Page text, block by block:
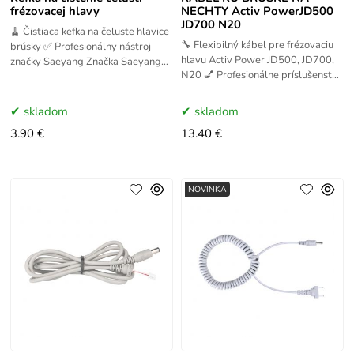
frézovacej hlavy
🧹 Čistiaca kefka na čeluste hlavice
brúsky ✅ Profesionálny nástroj
značky Saeyang Značka Saeyang
skladom
3.90 €
NECHTY Activ PowerJD500
JD700 N20
🔧 Flexibilný kábel pre frézovaciu
hlavu Activ Power JD500, JD700,
N20 💅 Profesionálne príslušenstvo
Activ Power výrazne
skladom
13.40 €
NOVINKA